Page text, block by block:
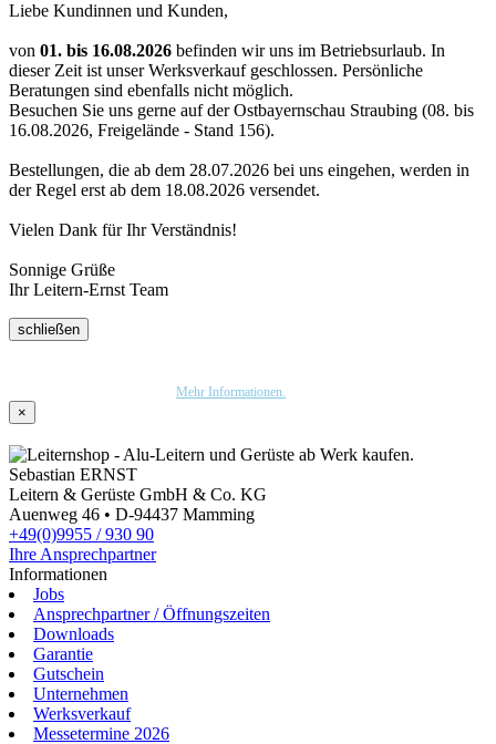
Liebe Kundinnen und Kunden,
von 01. bis 16.08.2026 befinden wir uns im Betriebsurlaub. In
dieser Zeit ist unser Werksverkauf geschlossen. Persönliche
Beratungen sind ebenfalls nicht möglich.
Besuchen Sie uns gerne auf der Ostbayernschau Straubing (08. bis
16.08.2026, Freigelände - Stand 156).
Bestellungen, die ab dem 28.07.2026 bei uns eingehen, werden in
der Regel erst ab dem 18.08.2026 versendet.
Vielen Dank für Ihr Verständnis!
Sonnige Grüße
Ihr Leitern-Ernst Team
schließen
Mehr Informationen.
×
Sebastian ERNST
Leitern & Gerüste GmbH & Co. KG
Auenweg 46 • D-94437 Mamming
+49(0)9955 / 930 90
Ihre Ansprechpartner
Informationen
Jobs
Ansprechpartner / Öffnungszeiten
Downloads
Garantie
Gutschein
Unternehmen
Werksverkauf
Messetermine 2026